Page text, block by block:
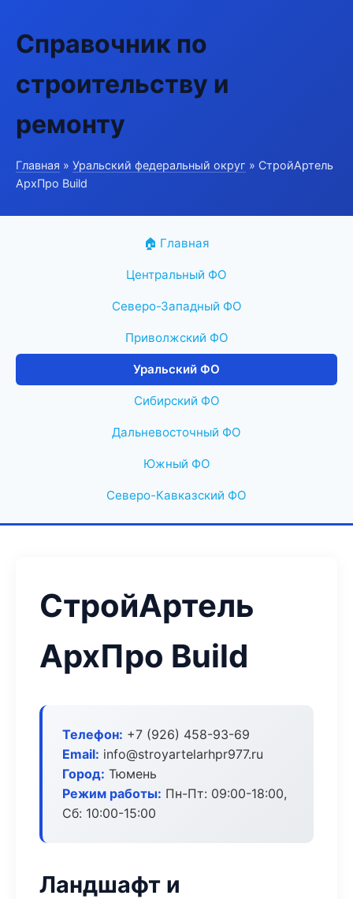
Справочник по
строительству и
ремонту
Главная » Уральский федеральный округ » СтройАртель
АрхПро Build
🏠 Главная
Центральный ФО
Северо-Западный ФО
Приволжский ФО
Уральский ФО
Сибирский ФО
Дальневосточный ФО
Южный ФО
Северо-Кавказский ФО
СтройАртель
АрхПро Build
Телефон: +7 (926) 458-93-69
Email: info@stroyartelarhpr977.ru
Город: Тюмень
Режим работы: Пн-Пт: 09:00-18:00,
Сб: 10:00-15:00
Ландшафт и